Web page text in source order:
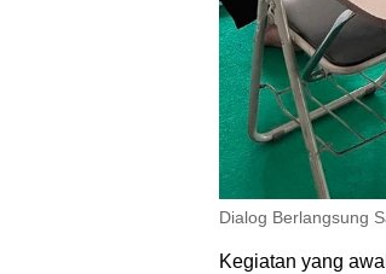
Dialog Berlangsung
Kegiatan yang